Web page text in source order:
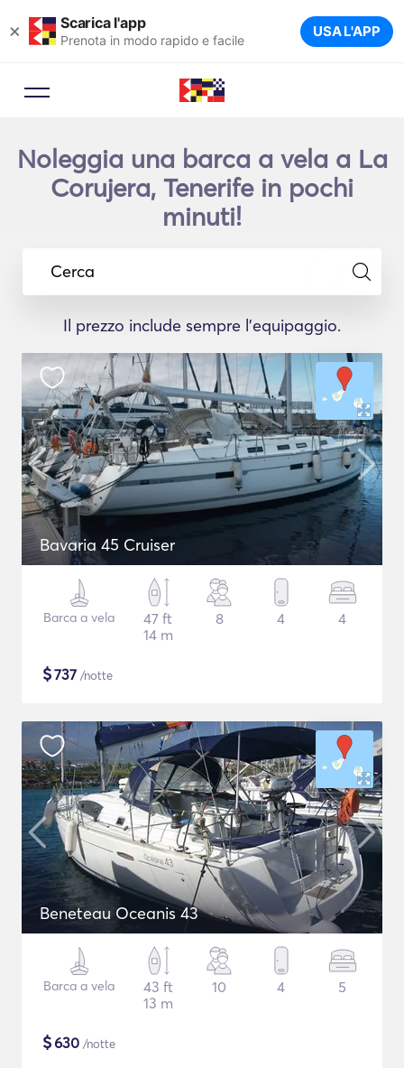
× Scarica l'app
Prenota in modo rapido e facile USA L'APP
Noleggia una barca a vela a La
Corujera, Tenerife in pochi
minuti!
Cerca
Il prezzo include sempre l'equipaggio.
Bavaria 45 Cruiser
Barca a vela
47 ft
14 m
8 4 4
$737 /notte
Beneteau Oceanis 43
Barca a vela
43 ft
13 m
10 4 5
$630 /notte